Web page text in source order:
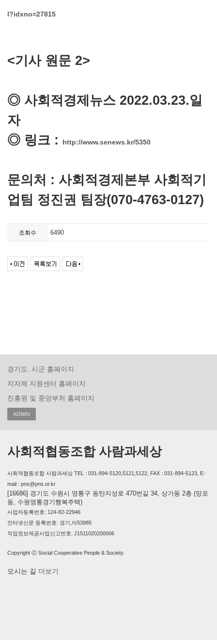
l?idxno=27815
<기사 원문 2>
◎ 사회적경제뉴스 2022.03.23.일
자
◎ 링크 : http://www.senews.kr/5350
문의처 : 사회적경제본부 사회적기
업팀 정진권 팀장(070-4763-0127)
조회수 6490
경기도, 시군 홈페이지
지자체 지원센터 홈페이지
진흥원 및 중앙부처 홈페이지
ADMIN
사회적협동조합 사람과세상
사회적협동조합 사람과세상 TEL : 031-894-5120,5121,5122, FAX : 031-894-5123, E-
mail : pns@pns.or.kr
[16686] 경기도 수원시 영통구 동탄지성로 470번길 34, 상가동 2층 (망포
동, 수원영통경기행복주택)
사업자등록번호: 124-82-22946
인터넷신문 등록번호: 경기,아53985
직업정보제공사업신고번호: J1511020200006
Copyright ⓒ Social Cooperative People & Society.
오시는 길 더보기